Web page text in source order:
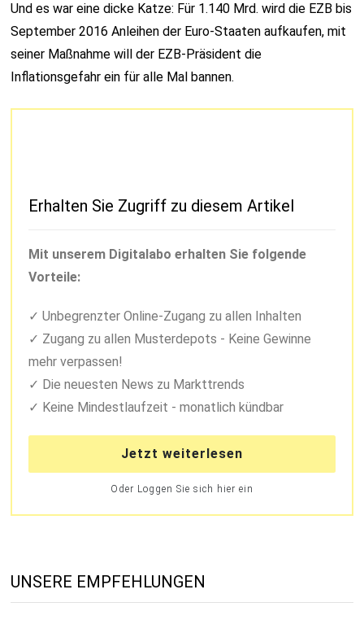
Und es war eine dicke Katze: Für 1.140 Mrd. wird die EZB bis
September 2016 Anleihen der Euro-Staaten aufkaufen, mit
seiner Maßnahme will der EZB-Präsident die
Inflationsgefahr ein für alle Mal bannen.
Erhalten Sie Zugriff zu diesem Artikel
Mit unserem Digitalabo erhalten Sie folgende
Vorteile:
Unbegrenzter Online-Zugang zu allen Inhalten
Zugang zu allen Musterdepots - Keine Gewinne
mehr verpassen!
Die neuesten News zu Markttrends
Keine Mindestlaufzeit - monatlich kündbar
Jetzt weiterlesen
Oder Loggen Sie sich hier ein
UNSERE EMPFEHLUNGEN